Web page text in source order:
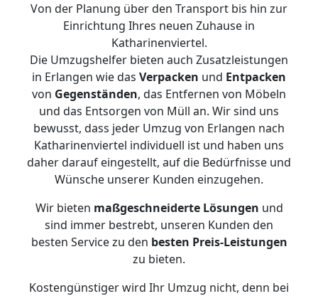
Von der Planung über den Transport bis hin zur
Einrichtung Ihres neuen Zuhause in
Katharinenviertel.
Die Umzugshelfer bieten auch Zusatzleistungen
in Erlangen wie das Verpacken und Entpacken
von Gegenständen, das Entfernen von Möbeln
und das Entsorgen von Müll an. Wir sind uns
bewusst, dass jeder Umzug von Erlangen nach
Katharinenviertel individuell ist und haben uns
daher darauf eingestellt, auf die Bedürfnisse und
Wünsche unserer Kunden einzugehen.
Wir bieten maßgeschneiderte Lösungen und
sind immer bestrebt, unseren Kunden den
besten Service zu den besten Preis-Leistungen
zu bieten.
Kostengünstiger wird Ihr Umzug nicht, denn bei